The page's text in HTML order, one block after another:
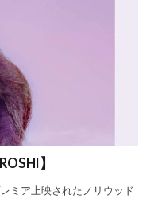
】
ミア上映されたノリウッド